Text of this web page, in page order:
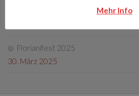
Florianifest 2025
30. März 2025
Mehr Info